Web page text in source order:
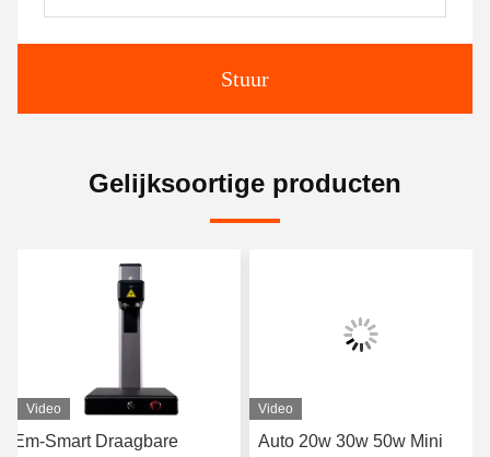
Stuur
Gelijksoortige producten
Video
Em-Smart Draagbare
Video
Auto 20w 30w 50w Mini